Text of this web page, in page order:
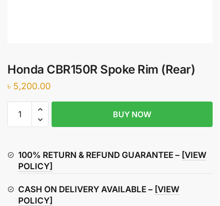
Honda CBR150R Spoke Rim (Rear)
৳ 5,200.00
CBR150R
(Rear)
quantity
BUY NOW
100% RETURN & REFUND GUARANTEE – [VIEW
POLICY]
CASH ON DELIVERY AVAILABLE – [VIEW
POLICY]